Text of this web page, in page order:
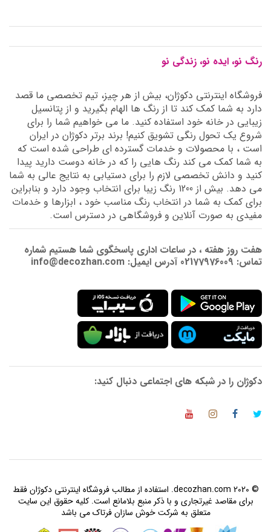
رنگ نو، ایده نو، زندگی نو
فروشگاه اینترنتی دکوژان، بیش از هر چیز، تیم تخصصی ما قصد
دارد به شما کمک کند تا از رنگ ها الهام بگیرید و از پتانسیل
زیبایی در خانه خود استفاده کنید. ما می خواهیم شما را برای
شروع یک تحول رنگی تشویق کنیم! برند برتر دکوژان در ایران
است ، با محصولات و خدمات گسترده ای طراحی شده است که
به شما کمک می کند رنگ هایی را که در خانه دوست دارید پیدا
کنید و دانش تخصصی لازم را برای دستیابی به نتایج عالی به شما
می دهد. بیش از 1200 رنگ زیبا برای انتخاب وجود دارد و بنابراین
برای کمک به شما در انتخاب رنگ مناسب خود ، ابزارها و خدمات
مفیدی به صورت آنلاین و فروشگاهی در دسترس است.
هفت روز هفته ، در ساعات اداری پاسخگوی شما هستیم شماره
تماس: 02177976009 آدرس ایمیل: info@decozhan.com
دکوژان را در شبکه های اجتماعی دنبال کنید:
© 2020 decozhan.com. استفاده از مطالب فروشگاه اینترنتی دکوژان فقط
برای مقاصد غیرتجاری و با ذکر منبع بلامانع است. کلیه حقوق این سایت
متعلق به شرکت خوش سازان فرتاک می باشد